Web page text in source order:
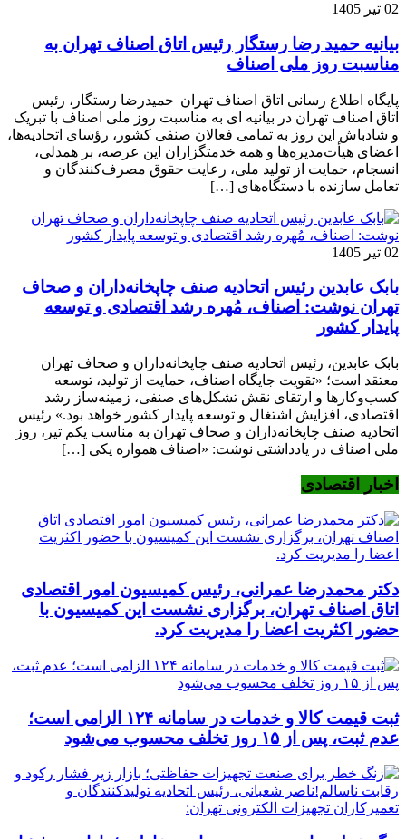
02 تیر 1405
بیانیه حمید رضا رستگار رئیس اتاق اصناف تهران به
مناسبت روز ملی اصناف
پایگاه اطلاع رسانی اتاق اصناف تهران| حمیدرضا رستگار، رئیس
اتاق اصناف تهران در بیانیه ای به مناسبت روز ملی اصناف با تبریک
و شادباش این روز به تمامی فعالان صنفی کشور، رؤسای اتحادیه‌ها،
اعضای هیأت‌مدیره‌ها و همه خدمتگزاران این عرصه، بر همدلی،
انسجام، حمایت از تولید ملی، رعایت حقوق مصرف‌کنندگان و
تعامل سازنده با دستگاه‌های […]
02 تیر 1405
بابک عابدین رئیس اتحادیه صنف چاپخانه‌داران و صحاف
تهران نوشت: اصناف، مُهره رشد اقتصادی و توسعه
پایدار کشور
بابک عابدین، رئیس اتحادیه صنف چاپخانه‌داران و صحاف تهران
معتقد است؛ «تقویت جایگاه اصناف، حمایت از تولید، توسعه
کسب‌وکارها و ارتقای نقش تشکل‌های صنفی، زمینه‌ساز رشد
اقتصادی، افزایش اشتغال و توسعه پایدار کشور خواهد بود.» رئیس
اتحادیه صنف چاپخانه‌داران و صحاف تهران به مناسب یکم تیر، روز
ملی اصناف در یادداشتی نوشت: «اصناف همواره یکی […]
اخبار اقتصادی
دکتر محمدرضا عمرانی، رئیس کمیسیون امور اقتصادی
اتاق اصناف تهران، برگزاری نشست این کمیسیون با
حضور اکثریت اعضا را مدیریت کرد.
ثبت قیمت کالا و خدمات در سامانه ۱۲۴ الزامی است؛
عدم ثبت، پس از ۱۵ روز تخلف محسوب می‌شود